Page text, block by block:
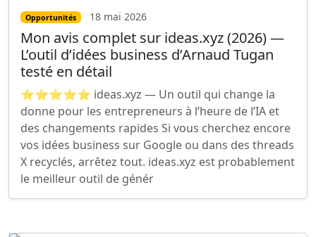
Opportunités 18 mai 2026
Mon avis complet sur ideas.xyz (2026) —
L’outil d’idées business d’Arnaud Tugan
testé en détail
⭐⭐⭐⭐⭐ ideas.xyz — Un outil qui change la
donne pour les entrepreneurs à l’heure de l’IA et
des changements rapides Si vous cherchez encore
vos idées business sur Google ou dans des threads
X recyclés, arrêtez tout. ideas.xyz est probablement
le meilleur outil de génér